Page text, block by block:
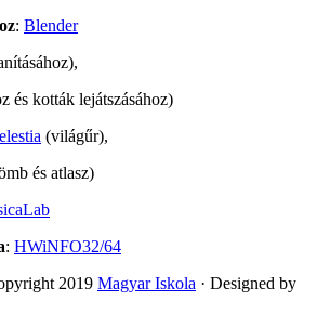
: Blender
és kották lejátszásához)
(világűr),
és atlasz)
: HWiNFO32/64
2019 Magyar Iskola · Designed by